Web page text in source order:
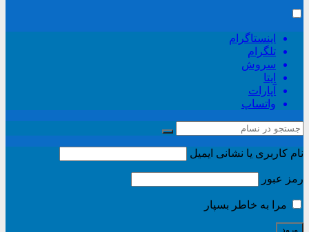
اینستاگرام
تلگرام
سروش
ایتا
آپارات
واتساپ
نام کاربری یا نشانی ایمیل
رمز عبور
مرا به خاطر بسپار